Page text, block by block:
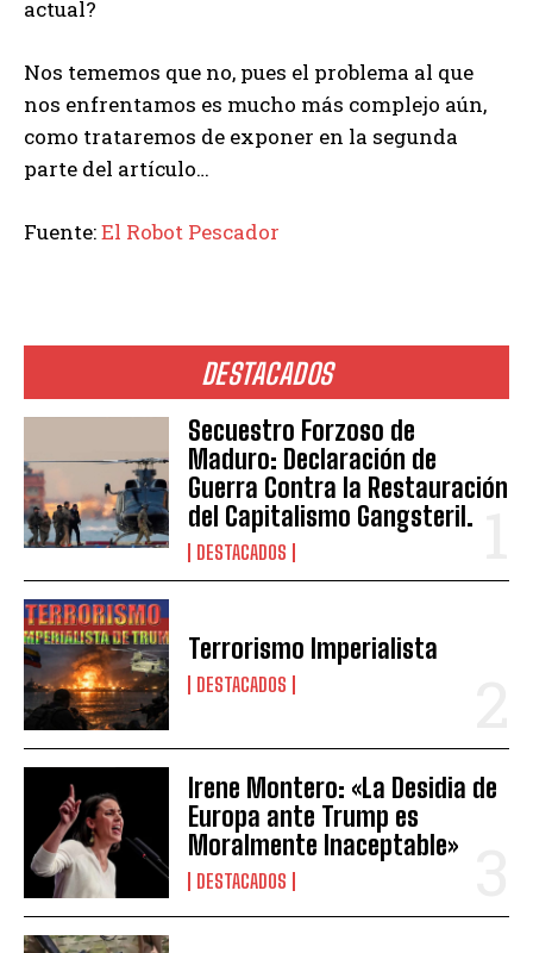
DESTACADOS
Secuestro Forzoso de
Maduro: Declaración de
Guerra Contra la Restauración
del Capitalismo Gangsteril.
DESTACADOS
Terrorismo Imperialista
DESTACADOS
Irene Montero: «La Desidia de
Europa ante Trump es
Moralmente Inaceptable»
DESTACADOS
actual?
Nos tememos que no, pues el problema al que
nos enfrentamos es mucho más complejo aún,
como trataremos de exponer en la segunda
parte del artículo…
Fuente:El Robot Pescador